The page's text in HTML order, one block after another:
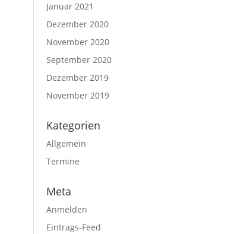
Januar 2021
Dezember 2020
November 2020
September 2020
Dezember 2019
November 2019
Kategorien
Allgemein
Termine
Meta
Anmelden
Eintrags-Feed